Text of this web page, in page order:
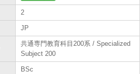
2
JP
共通専門教育科目200系 / Specialized
Subject 200
BSc